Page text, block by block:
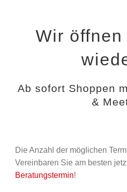
Wir
Ab sofort Shoppen
&
Die Anzahl der möglichen
Vereinbaren Sie am besten
Beratungstermin!